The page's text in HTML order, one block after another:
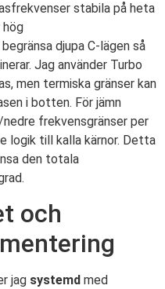
stabila på heta
hög
djupa C-lägen så
Jag använder Turbo
men termiska gränser kan
i botten. För jämn
frekvensgränser per
logik till kalla kärnor. Detta
den totala
och
jag systemd med